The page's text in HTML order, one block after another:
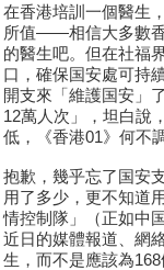
在香港培訓一個醫生
所值——相信大多數
的醫生吧。但在社福
口，確保国安處可持
開支來「維護国安」
12萬人次」，坦白說
低，《香港01》何不
抱歉，幾乎忘了国安
用了多少，更不知道
情控制隊」（正如中
近日的媒體報道、網
生，而不是應該為168